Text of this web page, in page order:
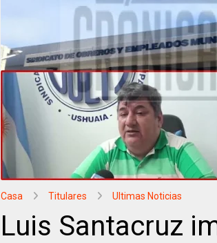
Casa Titulares Ultimas Noticias
Luis Santacruz